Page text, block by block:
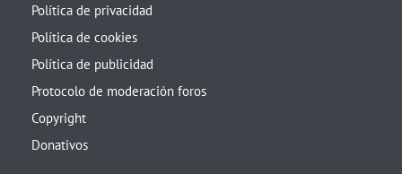
Política de privacidad
Política de cookies
Política de publicidad
Protocolo de moderación foros
Copyright
Donativos